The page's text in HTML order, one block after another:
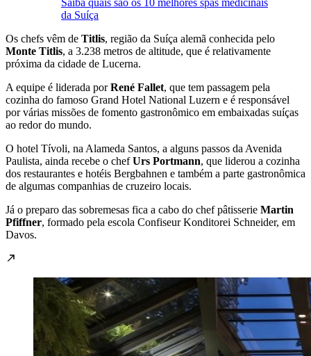
da Suíça
Os chefs vêm de Titlis, região da Suíça alemã conhecida pelo
Monte Titlis, a 3.238 metros de altitude, que é relativamente
próxima da cidade de Lucerna.
A equipe é liderada porRené Fallet, que tem passagem pela
cozinha do famoso Grand Hotel National Luzern e é responsável
por várias missões de fomento gastronômico em embaixadas suíças
ao redor do mundo.
O hotel Tívoli, na Alameda Santos, a alguns passos da Avenida
Paulista, ainda recebe o chefUrs Portmann, que liderou a cozinha
dos restaurantes e hotéis Bergbahnen e também a parte gastronômica
de algumas companhias de cruzeiro locais.
Já o preparo das sobremesas fica a cabo do chef pâtisserie Martin
Pfiffner, formado pela escola Confiseur Konditorei Schneider, em
Davos.